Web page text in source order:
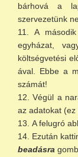
bárhová a
szervezetünk
A
egyházat,
költségvetési
ával. Ebbe a
számát!
Végül a
az adatokat
A felugró
Ezután
beadásra